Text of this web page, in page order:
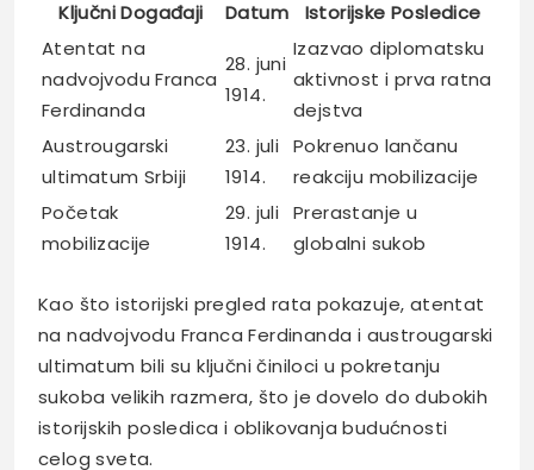
Ključni Događaji Datum
Istorijske Posledice
Atentat na
nadvojvodu Franca
Ferdinanda
28. juni
1914.
Izazvao diplomatsku
aktivnost i prva ratna
dejstva
Austrougarski
ultimatum Srbiji
23. juli
1914.
Pokrenuo lančanu
reakciju mobilizacije
Početak
mobilizacije
29. juli
1914.
Prerastanje u
globalni sukob
Kao što istorijski pregled rata pokazuje, atentat
na nadvojvodu Franca Ferdinanda i austrougarski
ultimatum bili su ključni činiloci u pokretanju
sukoba velikih razmera, što je dovelo do dubokih
istorijskih posledica i oblikovanja budućnosti
celog sveta.